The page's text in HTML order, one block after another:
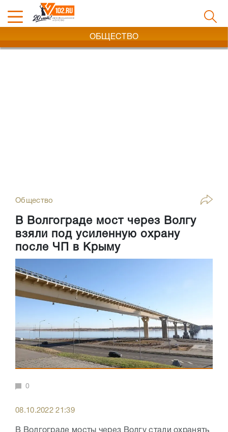
ОБЩЕСТВО
Общество
В Волгограде мост через Волгу
взяли под усиленную охрану
после ЧП в Крыму
0
08.10.2022 21:39
В Волгограде мосты через Волгу стали охранять